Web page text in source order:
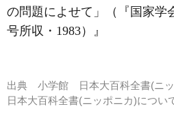
の問題によせて」（『国家学
号所収・1983）』
出典 小学館 日本大百科全書(ニ
日本大百科全書(ニッポニカ)につ